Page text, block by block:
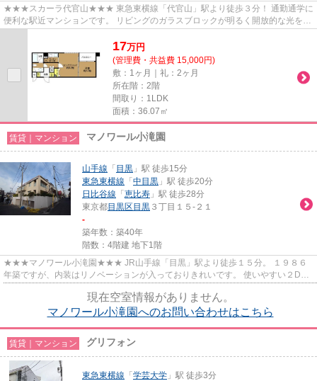
★★★スカーラ代官山★★★ 東急東横線「代官山」駅より徒歩３分！ 通勤通学に
便利な駅近マンションです。 リビングのガラスブロックが明るく開放的な光をも
17万円
(管理費・共益費 15,000円)
敷：1ヶ月｜礼：2ヶ月
所在階：2階
間取り：1LDK
面積：36.07㎡
賃貸｜マンション マノワール小滝園
山手線 「 目黒 」駅 徒歩15分
東急東横線 「 中目黒 」駅 徒歩20分
日比谷線 「 恵比寿 」駅 徒歩28分
東京都目黒区 目黒 ３丁目１５-２１
-
築年数：築40年
階数：4階建 地下1階
★★★マノワール小滝園★★★ JR山手線「目黒」駅より徒歩１５分。 １９８６
年築ですが、内装はリノベーションが入っておりきれいです。 使いやすい２DK
現在空室情報がありません。
マノワール小滝園へのお問い合わせはこちら
賃貸｜マンション グリフォン
東急東横線 「 学芸大学 」駅 徒歩3分